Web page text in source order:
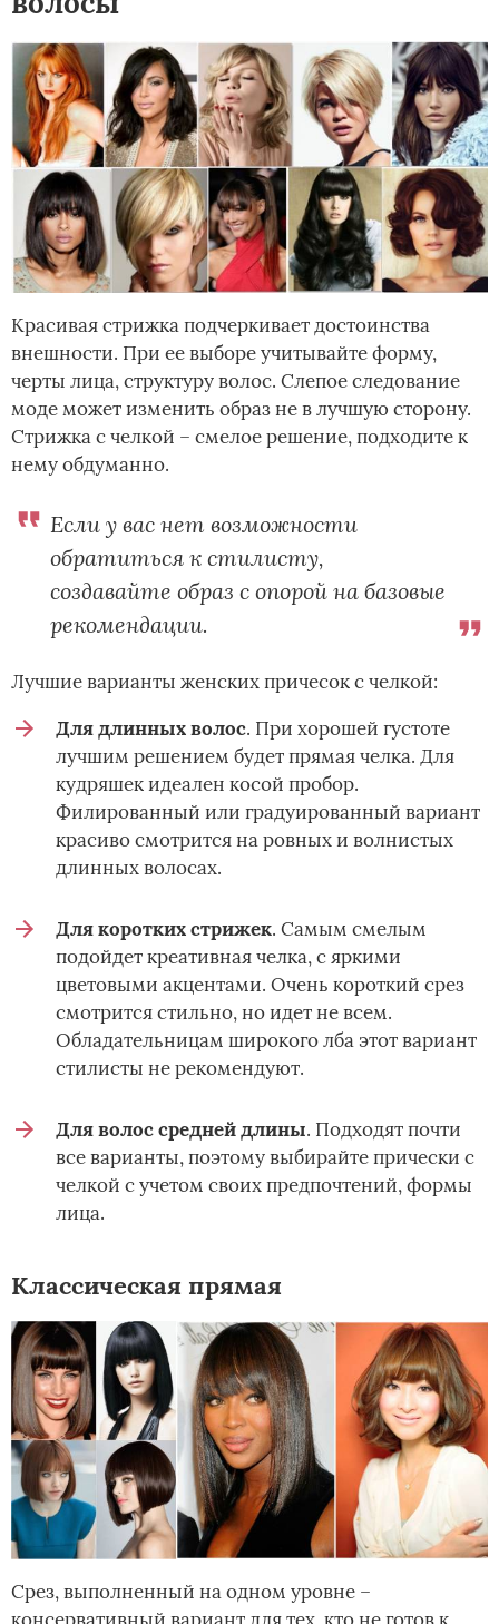
Красивая стрижка подчеркивает достоинства
внешности. При ее выборе учитывайте форму,
черты лица, структуру волос. Слепое следование
моде может изменить образ не в лучшую сторону.
Стрижка с челкой – смелое решение, подходите к
нему обдуманно.
Если у вас нет возможности
обратиться к стилисту,
создавайте образ с опорой на базовые
рекомендации.
Лучшие варианты женских причесок с челкой:
Для длинных волос. При хорошей густоте
лучшим решением будет прямая челка. Для
кудряшек идеален косой пробор.
Филированный или градуированный вариант
красиво смотрится на ровных и волнистых
длинных волосах.
Для коротких стрижек. Самым смелым
подойдет креативная челка, с яркими
цветовыми акцентами. Очень короткий срез
смотрится стильно, но идет не всем.
Обладательницам широкого лба этот вариант
стилисты не рекомендуют.
Для волос средней длины. Подходят почти
все варианты, поэтому выбирайте прически с
челкой с учетом своих предпочтений, формы
лица.
Классическая прямая
Срез, выполненный на одном уровне –